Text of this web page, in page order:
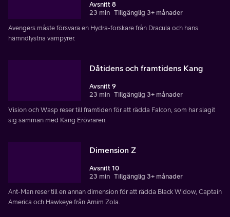
Avsnitt 8
23 min Tillgänglig 3+ månader
Avengers måste försvara en Hydra-forskare från Dracula och hans
hämndlystna vampyrer.
Dåtidens och framtidens Kang
Avsnitt 9
23 min Tillgänglig 3+ månader
Vision och Wasp reser till framtiden för att rädda Falcon, som har slagit
sig samman med Kang Erövraren.
Dimension Z
Avsnitt 10
23 min Tillgänglig 3+ månader
Ant-Man reser till en annan dimension för att rädda Black Widow, Captain
America och Hawkeye från Arnim Zola.